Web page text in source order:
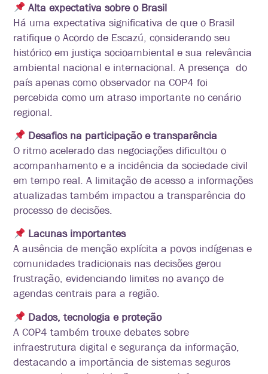
Alta expectativa sobre o Brasil
Há uma expectativa significativa de que o Brasil
ratifique o Acordo de Escazú, considerando seu
histórico em justiça socioambiental e sua relevância
ambiental nacional e internacional. A presença do
país apenas como observador na COP4 foi
percebida como um atraso importante no cenário
regional.
Desafios na participação e transparência
O ritmo acelerado das negociações dificultou o
acompanhamento e a incidência da sociedade civil
em tempo real. A limitação de acesso a informações
atualizadas também impactou a transparência do
processo de decisões.
Lacunas importantes
A ausência de menção explícita a povos indígenas e
comunidades tradicionais nas decisões gerou
frustração, evidenciando limites no avanço de
agendas centrais para a região.
Dados, tecnologia e proteção
A COP4 também trouxe debates sobre
infraestrutura digital e segurança da informação,
destacando a importância de sistemas seguros